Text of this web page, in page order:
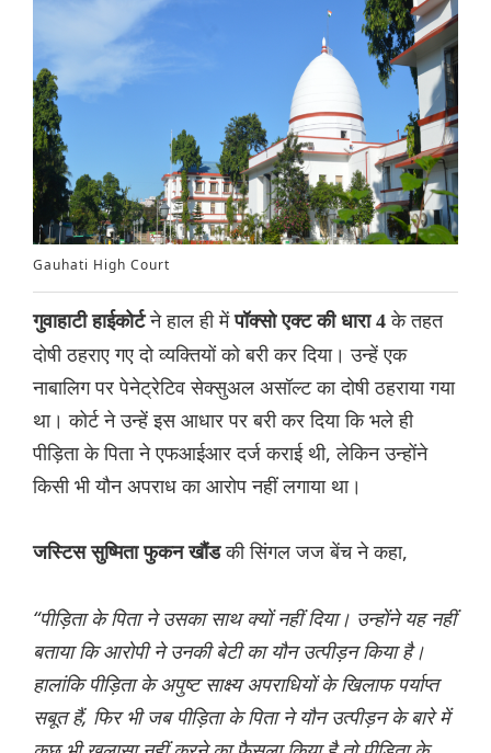
Gauhati High Court
गुवाहाटी हाईकोर्टने हाल ही मेंपॉक्सो एक्ट की धारा 4के तहत
दोषी ठहराए गए दो व्यक्तियों को बरी कर दिया। उन्हें एक
नाबालिग पर पेनेट्रेटिव सेक्‍सुअल असॉल्ट का दोषी ठहराया गया
था। कोर्ट ने उन्हें इस आधार पर बरी कर दिया कि भले ही
पीड़िता के पिता ने एफआईआर दर्ज कराई थी, लेकिन उन्होंने
किसी भी यौन अपराध का आरोप नहीं लगाया था।
जस्टिस सुष्मिता फुकन खौंडकी सिंगल जज बेंच ने कहा,
“पीड़िता के पिता ने उसका साथ क्यों नहीं दिया। उन्होंने यह नहीं
बताया कि आरोपी ने उनकी बेटी का यौन उत्पीड़न किया है।
हालांकि पीड़िता के अपुष्ट साक्ष्य अपराधियों के खिलाफ पर्याप्त
सबूत हैं, फिर भी जब पीड़िता के पिता ने यौन उत्पीड़न के बारे में